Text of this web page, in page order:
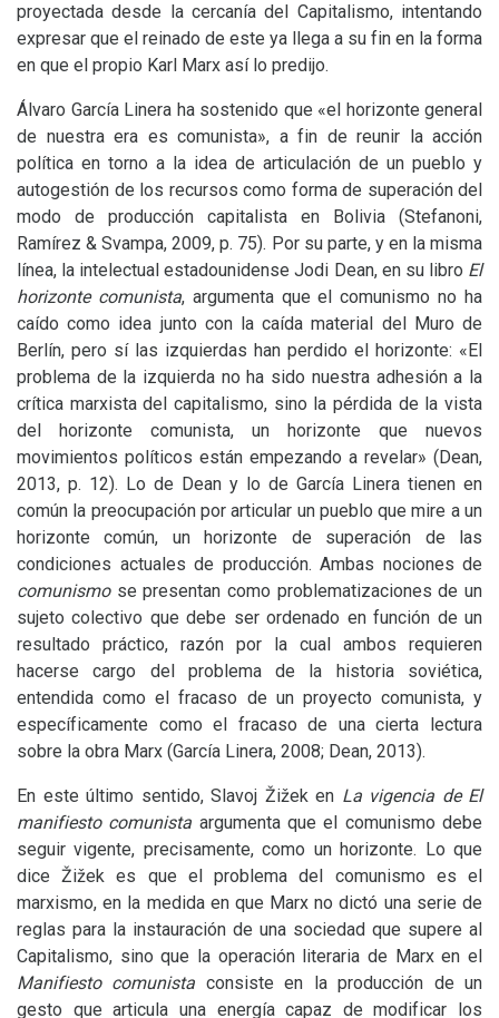
proyectada desde la cercanía del Capitalismo, intentando
expresar que el reinado de este ya llega a su fin en la forma
en que el propio Karl Marx así lo predijo.
Álvaro García Linera ha sostenido que «el horizonte general
de nuestra era es comunista», a fin de reunir la acción
política en torno a la idea de articulación de un pueblo y
autogestión de los recursos como forma de superación del
modo de producción capitalista en Bolivia (Stefanoni,
Ramírez& Svampa, 2009, p. 75). Por su parte, y en la misma
línea, la intelectual estadounidense Jodi Dean, en su libro El
horizonte comunista, argumenta que el comunismo no ha
caído como idea junto con la caída material del Muro de
Berlín, pero sí las izquierdas han perdido el horizonte: «El
problema de la izquierda no ha sido nuestra adhesión a la
crítica marxista del capitalismo, sino la pérdida de la vista
del horizonte comunista, un horizonte que nuevos
movimientos políticos están empezando a revelar» (Dean,
2013, p. 12). Lo de Dean y lo de García Linera tienen en
común la preocupación por articular un pueblo que mire a un
horizonte común, un horizonte de superación de las
condiciones actuales de producción. Ambas nociones de
comunismose presentan como problematizaciones de un
sujeto colectivo que debe ser ordenado en función de un
resultado práctico, razón por la cual ambos requieren
hacerse cargo del problema de la historia soviética,
entendida como el fracaso de un proyecto comunista, y
específicamente como el fracaso de una cierta lectura
sobre la obra Marx (García Linera, 2008; Dean, 2013).
En este último sentido, Slavoj Žižek en La vigencia de El
manifiesto comunista argumenta que el comunismo debe
seguir vigente, precisamente, como un horizonte. Lo que
dice Žižek es que el problema del comunismo es el
marxismo, en la medida en que Marx no dictó una serie de
reglas para la instauración de una sociedad que supere al
Capitalismo, sino que la operación literaria de Marx en el
Manifiesto comunista consiste en la producción de un
gesto que articula una energía capaz de modificar los